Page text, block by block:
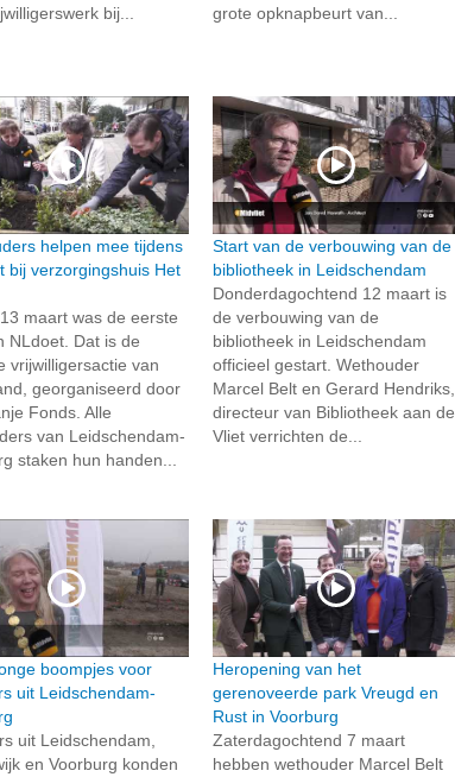
bij...
grote opknapbeurt van...
helpen mee tijdens
bij verzorgingshuis Het
maart was de eerste
NLdoet. Dat is de
vrijwilligersactie van
georganiseerd door
Fonds. Alle
van Leidschendam-
staken hun handen...
Start van de verbouwing van de
bibliotheek in Leidschendam
Donderdagochtend 12 maart is
de verbouwing van de
bibliotheek in Leidschendam
officieel gestart. Wethouder
Marcel Belt en Gerard Hendriks,
directeur van Bibliotheek aan de
Vliet verrichten de...
boompjes voor
uit Leidschendam-
uit Leidschendam,
en Voorburg konden
Heropening van het
gerenoveerde park Vreugd en
Rust in Voorburg
Zaterdagochtend 7 maart
hebben wethouder Marcel Belt